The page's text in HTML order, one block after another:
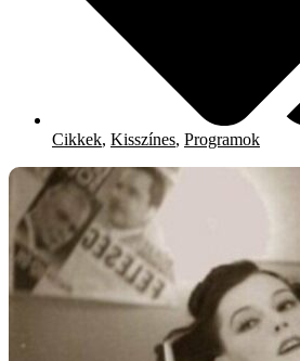
Cikkek, Kisszínes, Programok